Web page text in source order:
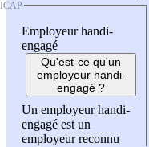
Employeur handi-
engagé
Qu'est-ce qu'un
employeur handi-
engagé ?
Un employeur handi-
engagé est un
employeur reconnu